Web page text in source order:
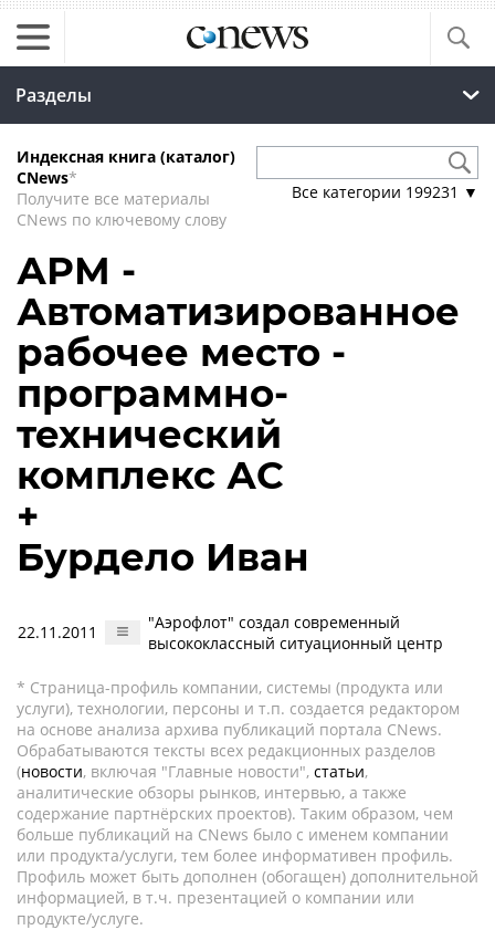
Разделы
Индексная книга (каталог)
CNews*
Получите все материалы
CNews по ключевому слову
Все категории 199231 ▼
АРМ -
Автоматизированное
рабочее место -
программно-
технический
комплекс АС
+
Бурдело Иван
22.11.2011
"Аэрофлот" создал современный
высококлассный ситуационный центр
* Страница-профиль компании, системы (продукта или
услуги), технологии, персоны и т.п. создается редактором
на основе анализа архива публикаций портала CNews.
Обрабатываются тексты всех редакционных разделов
(новости, включая "Главные новости", статьи,
аналитические обзоры рынков, интервью, а также
содержание партнёрских проектов). Таким образом, чем
больше публикаций на CNews было с именем компании
или продукта/услуги, тем более информативен профиль.
Профиль может быть дополнен (обогащен) дополнительной
информацией, в т.ч. презентацией о компании или
продукте/услуге.